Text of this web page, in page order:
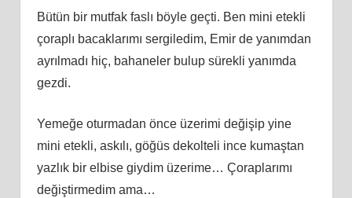
Bütün bir mutfak faslı böyle geçti. Ben mini etekli
çoraplı bacaklarımı sergiledim, Emir de yanımdan
ayrılmadı hiç, bahaneler bulup sürekli yanımda
gezdi.
Yemeğe oturmadan önce üzerimi değişip yine
mini etekli, askılı, göğüs dekolteli ince kumaştan
yazlık bir elbise giydim üzerime… Çoraplarımı
değiştirmedim ama…